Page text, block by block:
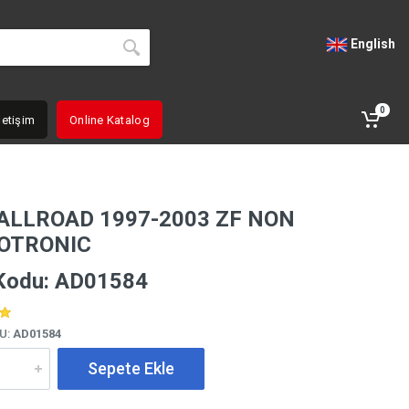
English
Online Katalog
0
1997-2003 ZF NON
AD01584
AD01584
Sepete Ekle